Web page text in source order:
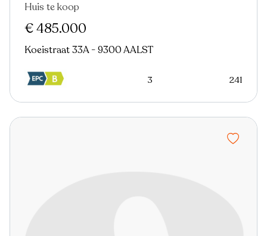
Nieuw
Huis te koop
€ 485.000
Koeistraat 33A - 9300 AALST
3 241